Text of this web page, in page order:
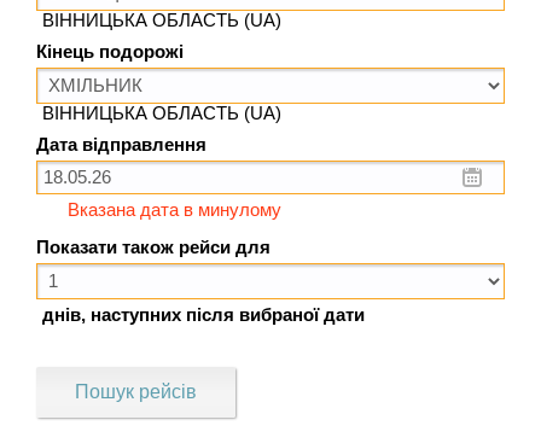
ВІННИЦЬКА ОБЛАСТЬ (UA)
Кінець подорожі
ВІННИЦЬКА ОБЛАСТЬ (UA)
Дата відправлення
Вказана дата в минулому
Показати також рейси для
днів, наступних після вибраної дати
Пошук рейсів